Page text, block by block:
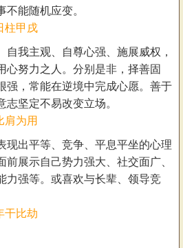
能随机应变。
柱甲戌
自我主观、自尊心强、施展威权，
心努力之人。分别是非，择善固
强，常能在逆境中完成心愿。善于
志坚定不易改变立场。
肩为用
现出平等、竞争、平息平坐的心理
展示自己势力强大、社交面广、
力强等。或喜欢与长辈、领导竞
干比劫